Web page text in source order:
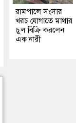
রামপালে সংসার
খরচ যোগাতে মাথার
চুল বিক্রি করলেন
এক নারী